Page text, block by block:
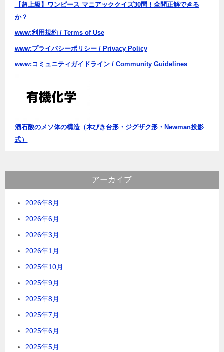
【超上級】ワンピース マニアッククイズ30問！全問正解できる
か？
www:利用規約 / Terms of Use
www:プライバシーポリシー / Privacy Policy
www:コミュニティガイドライン / Community Guidelines
酒石酸のメソ体の構造（木びき台形・ジグザク形・Newman投影
式）
アーカイブ
2026年8月
2026年6月
2026年3月
2026年1月
2025年10月
2025年9月
2025年8月
2025年7月
2025年6月
2025年5月